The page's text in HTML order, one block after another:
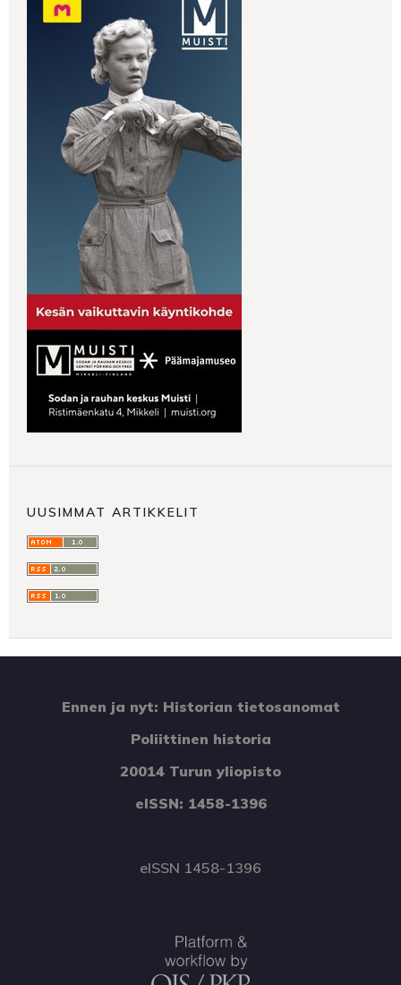
UUSIMMAT ARTIKKELIT
Ennen ja nyt: Historian tietosanomat
Poliittinen historia
20014 Turun yliopisto
eISSN: 1458-1396
eISSN 1458-1396